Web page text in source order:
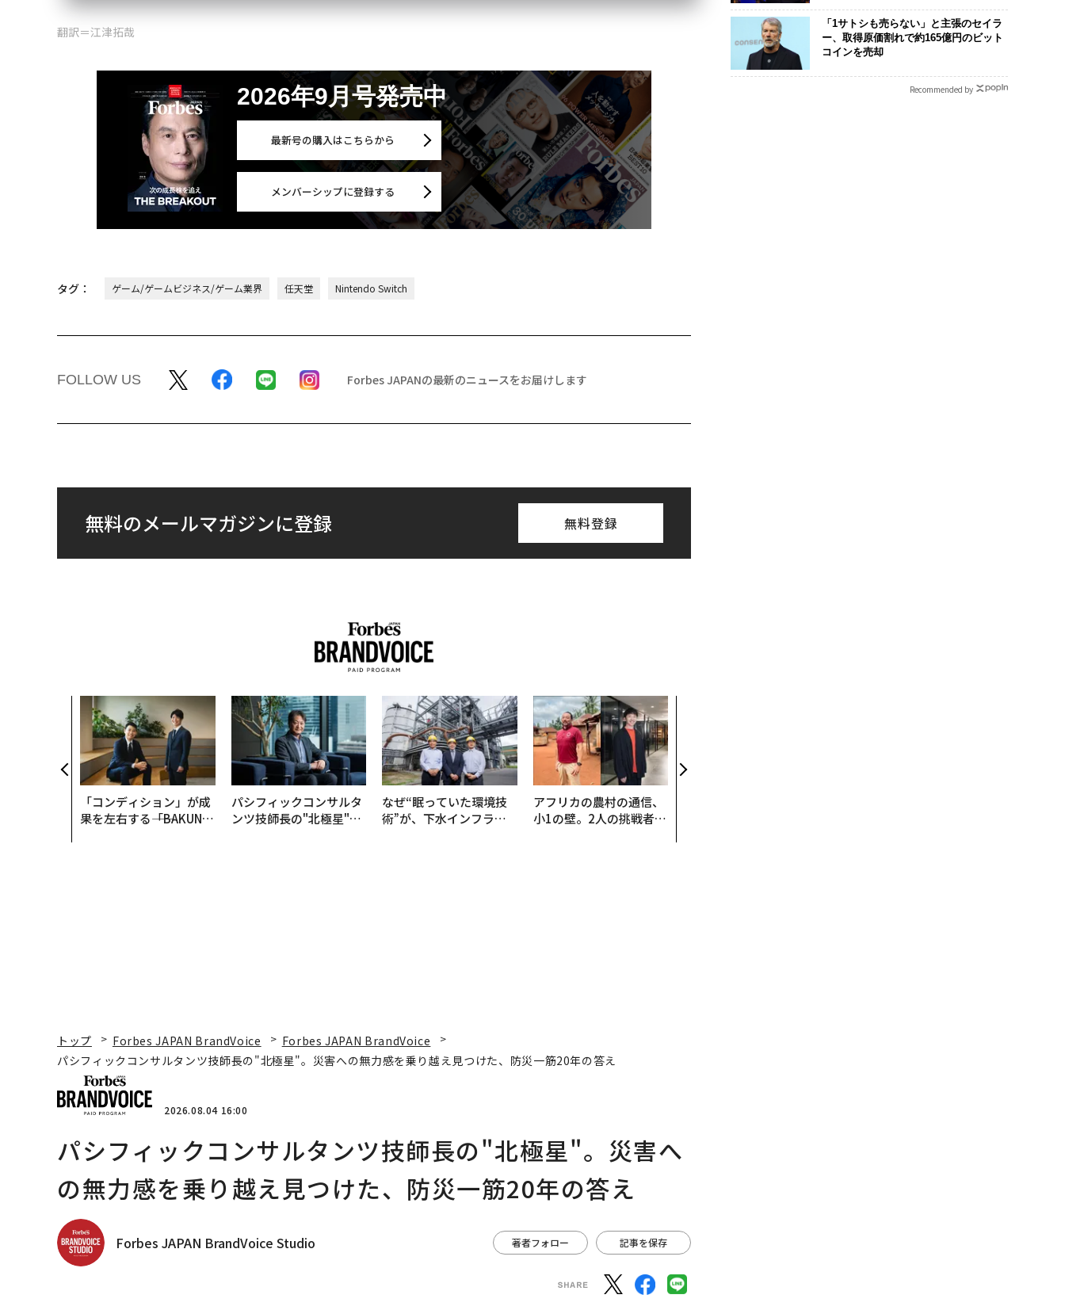
翻訳＝江津拓哉
2026年9月号発売中
最新号の購入はこちらから
メンバーシップに登録する
タグ： ゲーム/ゲームビジネス/ゲーム業界 任天堂 Nintendo Switch
FOLLOW US Forbes JAPANの最新のニュースをお届けします
無料のメールマガジンに登録 無料登録
「コンディション」が成
果を左右する――「BAKUN
パシフィックコンサルタ
ンツ技師長の"北極星"。
なぜ“眠っていた環境技
術”が、下水インフラを
アフリカの農村の通信、
小1の壁。2人の挑戦者が
を徹底する理由
「1サトシも売らない」と主張のセイラ
ー、取得原価割れで約165億円のビット
コインを売却
Recommended by
トップ Forbes JAPAN BrandVoice
Forbes JAPAN BrandVoice
パシフィックコンサルタンツ技師長の"北極星"。災害への無力感を乗り越え見つけた、防災一筋20年の答え
2026.08.04 16:00
パシフィックコンサルタンツ技師長の"北極星"。災害へ
の無力感を乗り越え見つけた、防災一筋20年の答え
Forbes JAPAN BrandVoice Studio 著者フォロー 記事を保存